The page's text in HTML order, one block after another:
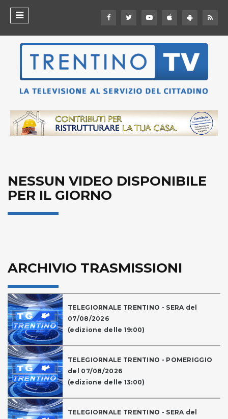
NESSUN VIDEO DISPONIBILE
PER IL GIORNO
ARCHIVIO TRASMISSIONI
TELEGIORNALE TRENTINO - SERA del
07/08/2026
(edizione delle 19:00)
TELEGIORNALE TRENTINO - POMERIGGIO
del 07/08/2026
(edizione delle 13:00)
TELEGIORNALE TRENTINO - SERA del